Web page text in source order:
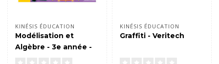
KINÉSIS ÉDUCATION
Modélisation et
Algèbre - 3e année -
KINÉSIS ÉDUCATION
Graffiti - Veritech